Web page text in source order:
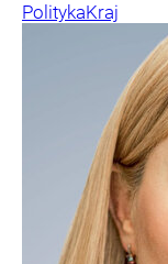
PolitykaKraj